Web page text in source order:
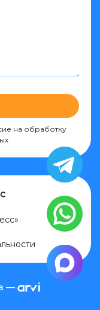
на обработку
—arvi